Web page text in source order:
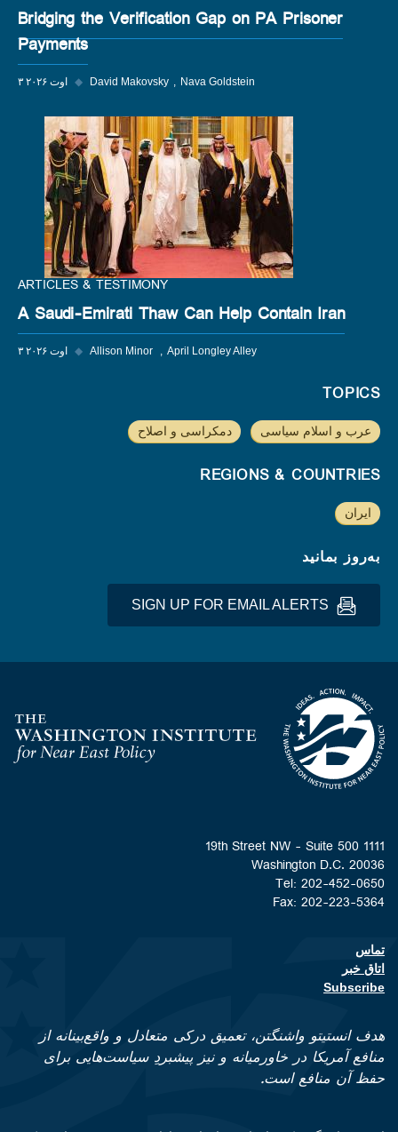
Bridging the Verification Gap on PA Prisoner
Payments
۳ اوت ۲۰۲۶ ◆ David Makovsky Nava Goldstein
ARTICLES & TESTIMONY
A Saudi-Emirati Thaw Can Help Contain Iran
۳ اوت ۲۰۲۶ ◆ Allison Minor April Longley Alley
TOPICS
عرب و اسلام سیاسی دمکراسی و اصلاح
REGIONS & COUNTRIES
ایران
به‌روز بمانید
Homepage
1111 19th Street NW - Suite 500
Washington D.C. 20036
Tel: 202-452-0650
Fax: 202-223-5364
Footer contact links
تماس
اتاق خبر
Subscribe
هدف انستیتو واشنگتن، تعمیق درکی متعادل و واقع‌بینانه از
منافع آمریکا در خاورمیانه و نیز پیشبردِ سیاست‌هایی برای
حفظ آن منافع است.